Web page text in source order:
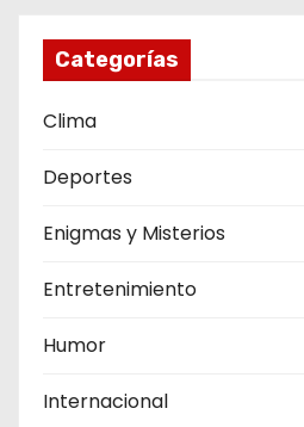
Categorías
Clima
Deportes
Enigmas y Misterios
Entretenimiento
Humor
Internacional